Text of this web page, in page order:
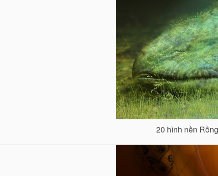
20 hình nền